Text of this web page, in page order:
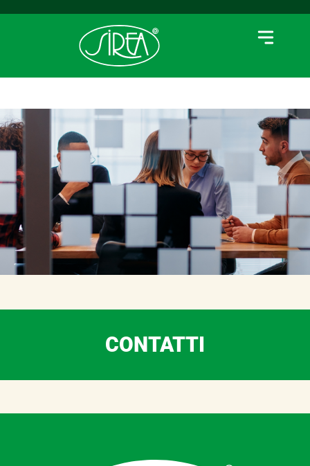
CONTATTI